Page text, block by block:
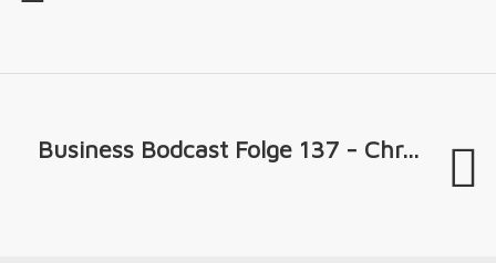
Business Bodcast Folge 137 - Chr...